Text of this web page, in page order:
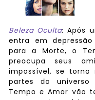
Beleza Oculta: Após
entra em
para a Morte, o
preocupa seus
impossível, se torna
partes do universo
Tempo e Amor vão